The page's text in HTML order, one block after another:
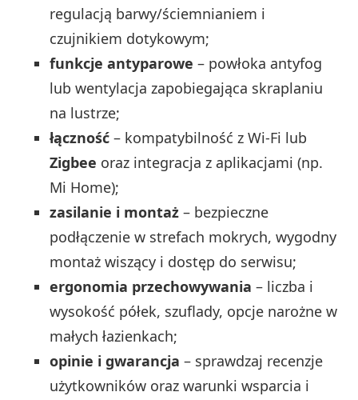
regulacją barwy/ściemnianiem i
czujnikiem dotykowym;
funkcje antyparowe – powłoka antyfog
lub wentylacja zapobiegająca skraplaniu
na lustrze;
łączność – kompatybilność z Wi‑Fi lub
Zigbee oraz integracja z aplikacjami (np.
Mi Home);
zasilanie i montaż – bezpieczne
podłączenie w strefach mokrych, wygodny
montaż wiszący i dostęp do serwisu;
ergonomia przechowywania – liczba i
wysokość półek, szuflady, opcje narożne w
małych łazienkach;
opinie i gwarancja – sprawdzaj recenzje
użytkowników oraz warunki wsparcia i